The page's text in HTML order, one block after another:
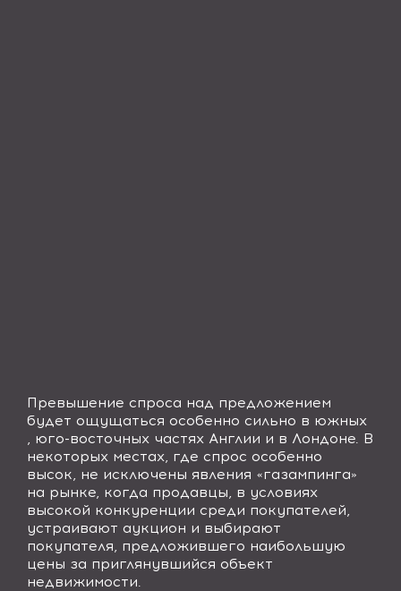
Превышение спроса над предложением
будет ощущаться особенно сильно в южных
, юго-восточных частях Англии и в Лондоне. В
некоторых местах, где спрос особенно
высок, не исключены явления «газампинга»
на рынке, когда продавцы, в условиях
высокой конкуренции среди покупателей,
устраивают аукцион и выбирают
покупателя, предложившего наибольшую
цены за приглянувшийся объект
недвижимости.